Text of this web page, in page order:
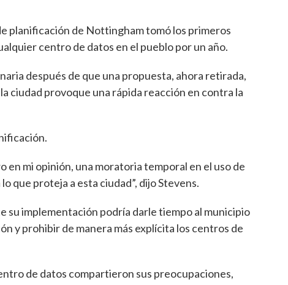
planificación de Nottingham tomó los primeros
centro de datos en el pueblo por un año.
después de que una propuesta, ahora retirada,
ciudad provoque una rápida reacción en contra la
en mi opinión, una moratoria temporal en el uso de
que proteja a esta ciudad”, dijo Stevens.
su implementación podría darle tiempo al municipio
y prohibir de manera más explícita los centros de
de datos compartieron sus preocupaciones,